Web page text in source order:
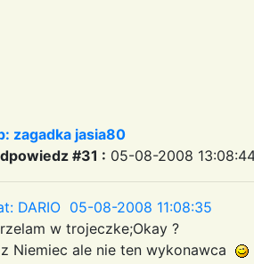
zagadka jasia80
#31 : 05-08-2008
DARIO 05-08-2008 11:08:35
w trojeczke;Okay ?
Niemiec ale nie ten wykonawca